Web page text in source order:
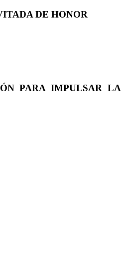
DE HONOR
PARA IMPULSAR LA